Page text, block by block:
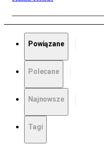
Powiązane
Polecane
Najnowsze
Tagi